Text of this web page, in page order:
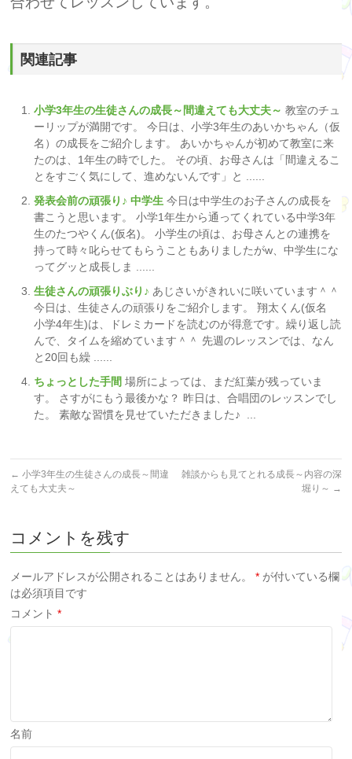
関連記事
小学3年生の生徒さんの成長～間違えても大丈夫～教室のチュ
ーリップが満開です。 今日は、小学3年生のあいかちゃん（仮
名）の成長をご紹介します。 あいかちゃんが初めて教室に来
たのは、1年生の時でした。 その頃、お母さんは「間違えるこ
とをすごく気にして、進めないんです」と ......
発表会前の頑張り♪ 中学生今日は中学生のお子さんの成長を
書こうと思います。 小学1年生から通ってくれている中学3年
生のたつやくん(仮名)。 小学生の頃は、お母さんとの連携を
持って時々叱らせてもらうこともありましたがw、中学生にな
ってグッと成長しま ......
生徒さんの頑張りぶり♪ あじさいがきれいに咲いています＾＾
今日は、生徒さんの頑張りをご紹介します。 翔太くん(仮名
小学4年生)は、ドレミカードを読むのが得意です。繰り返し読
んで、タイムを縮めています＾＾ 先週のレッスンでは、なん
と20回も繰 ......
ちょっとした手間場所によっては、まだ紅葉が残っていま
す。 さすがにもう最後かな？ 昨日は、合唱団のレッスンでし
た。 素敵な習慣を見せていただきました♪ ...
← 小学3年生の生徒さんの成長～間違
えても大丈夫～
雑談からも見てとれる成長～内容の深
堀り～ →
コメントを残す
メールアドレスが公開されることはありません。 * が付いている欄
は必須項目です
コメント*
名前